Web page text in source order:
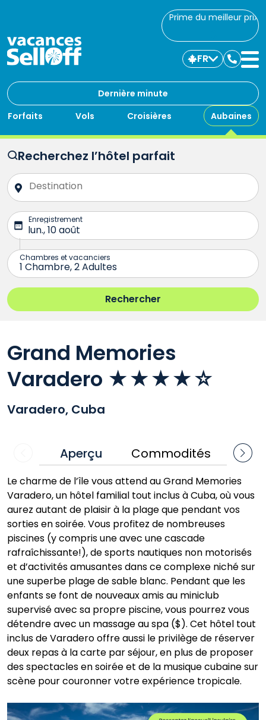
Prime du meilleur prix
Dernière minute
Forfaits
Vols Croisières Aubaines
FR
avec
Recherchez l’hôtel parfait
Grand Memories
Varadero ★★★★☆
Varadero, Cuba
avec nous
Aperçu Commodités
avec nous
Le charme de l’île vous attend au Grand Memories
Varadero, un hôtel familial tout inclus à Cuba, où vous
aurez autant de plaisir à la plage que pendant vos
sorties en soirée. Vous profitez de nombreuses
piscines (y compris une avec une cascade
rafraîchissante!), de sports nautiques non motorisés
et d’activités amusantes dans ce complexe niché sur
une superbe plage de sable blanc. Pendant que les
enfants se font de nouveaux amis au miniclub
supervisé avec sa propre piscine, vous pourrez vous
détendre avec un massage au spa ($). Cet hôtel tout
inclus de Varadero offre aussi le privilège de réserver
deux repas à la carte par séjour, en plus de proposer
des spectacles en soirée et de la musique cubaine sur
scène pour couronner votre expérience tropicale.